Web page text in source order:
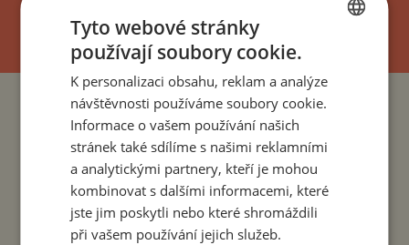
PROJEKTY A NEMOVITOSTI PODLE ZEMÍ
PROJEKTY A NEMOVITOSTI PODLE TYPU NEMOVITOSTI
BULGARIAN
ENGLISH
GERMAN
FRENCH
POLISH
Tyto webové stránky
používají soubory cookie.
K personalizaci obsahu, reklam a analýze
návštěvnosti používáme soubory cookie.
Informace o vašem používání našich
stránek také sdílíme s našimi reklamními
a analytickými partnery, kteří je mohou
kombinovat s dalšími informacemi, které
jste jim poskytli nebo které shromáždili
při vašem používání jejich služeb.